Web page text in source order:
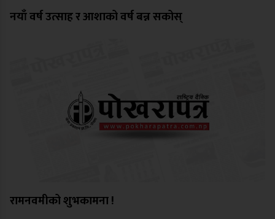
नयाँ वर्ष उत्साह र आशाको वर्ष बन्न सकोस्
रामनवमीको शुभकामना !